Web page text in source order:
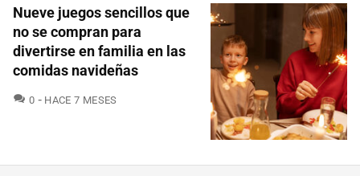
Nueve juegos sencillos que
no se compran para
divertirse en familia en las
comidas navideñas
0 COMENTARIOS
HACE 7 MESES